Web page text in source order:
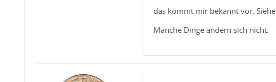
das kommt mir bekannt vor. Siehe
Manche Dinge ändern sich nicht.